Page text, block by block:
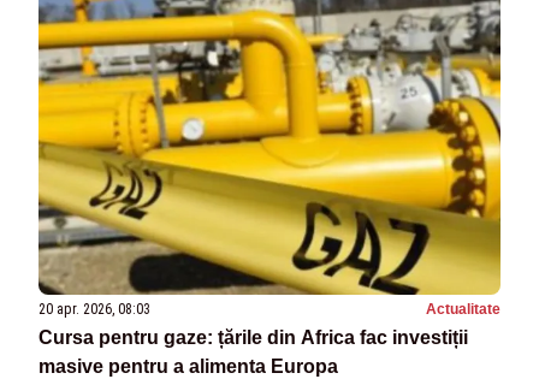
20 apr. 2026, 08:03 Actualitate
Cursa pentru gaze: țările din Africa fac investiții
masive pentru a alimenta Europa